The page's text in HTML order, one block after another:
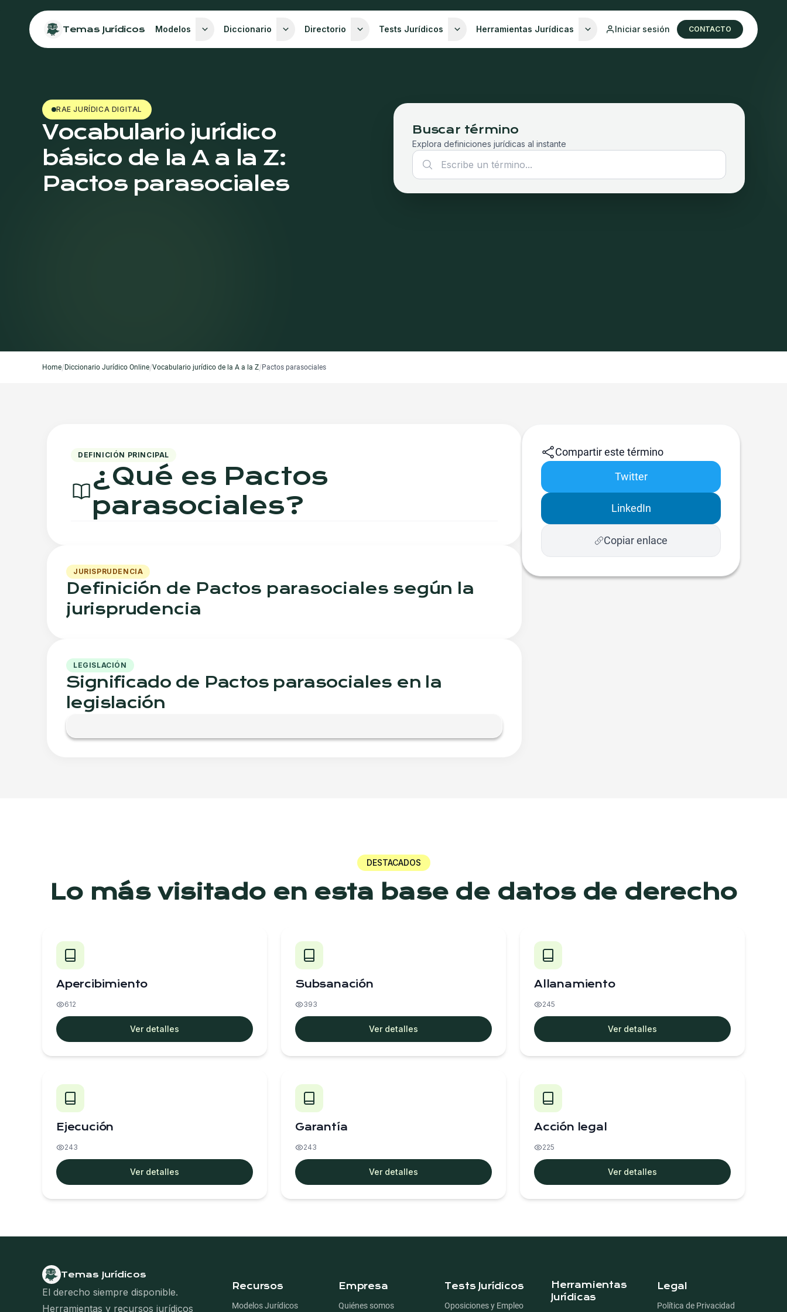
Temas Jurídicos Modelos Diccionario Directorio Tests Jurídicos Herramientas Jurídicas Iniciar sesión CONTACTO
RAE JURÍDICA DIGITAL
Vocabulario jurídico
básico de la A a la Z:
Pactos parasociales
Buscar término
Explora definiciones jurídicas al instante
Home/Diccionario Jurídico Online/Vocabulario jurídico de la A a la Z/Pactos parasociales
DEFINICIÓN PRINCIPAL
¿Qué es Pactos
parasociales?
JURISPRUDENCIA
Definición de Pactos parasociales según la
jurisprudencia
LEGISLACIÓN
Significado de Pactos parasociales en la
legislación
Compartir este término
Twitter
LinkedIn
Copiar enlace
DESTACADOS
Lo más visitado en esta base de datos de derecho
Apercibimiento
612
Ver detalles
Subsanación
393
Ver detalles
Allanamiento
245
Ver detalles
Ejecución
243
Ver detalles
Garantía
243
Ver detalles
Acción legal
225
Ver detalles
Temas Jurídicos
El derecho siempre disponible.
Herramientas y recursos jurídicos
Recursos
Modelos Jurídicos
Empresa
Quiénes somos
Tests Jurídicos
Oposiciones y Empleo
Herramientas
Jurídicas
Legal
Política de Privacidad